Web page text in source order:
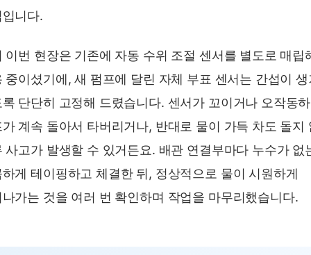
니다.
이번 현장은 기존에 자동 수위 조절 센서를 별도로 매립
중이셨기에, 새 펌프에 달린 자체 부표 센서는 간섭이
단단히 고정해 드렸습니다. 센서가 꼬이거나 오작동
계속 돌아서 타버리거나, 반대로 물이 가득 차도 돌지
사고가 발생할 수 있거든요. 배관 연결부마다 누수가 없
게 테이핑하고 체결한 뒤, 정상적으로 물이 시원하게
가는 것을 여러 번 확인하며 작업을 마무리했습니다.